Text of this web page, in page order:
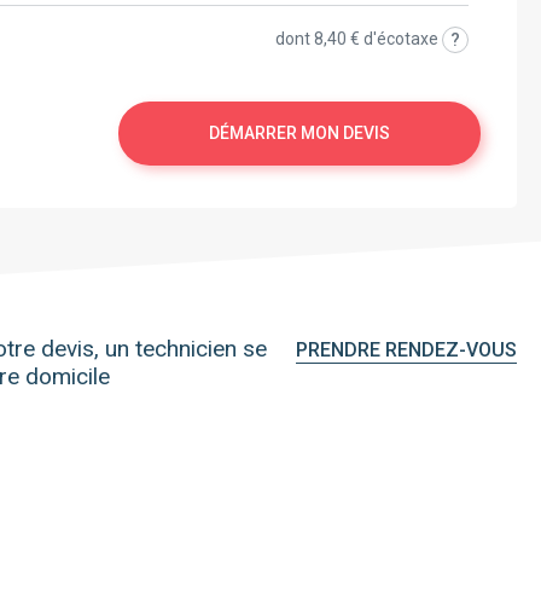
dont8,40 € d'écotaxe
DÉMARRER MON DEVIS
devis, un technicien se
domicile
PRENDRE RENDEZ-VOUS